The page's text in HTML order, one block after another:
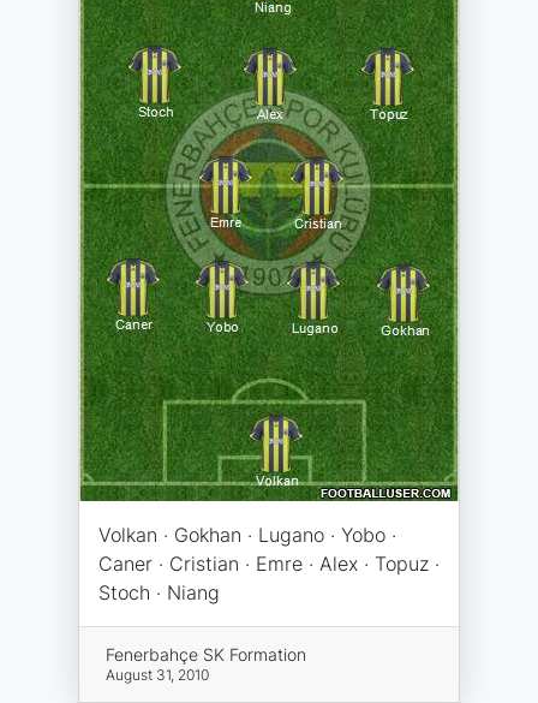
Volkan · Gokhan · Lugano · Yobo ·
Caner · Cristian · Emre · Alex · Topuz ·
Stoch · Niang
Fenerbahçe SK Formation
August 31, 2010